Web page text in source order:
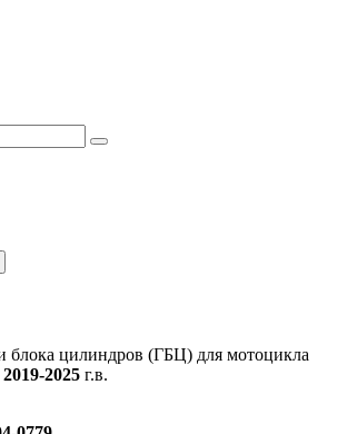
блока цилиндров (ГБЦ) для мотоцикла
2025 г.в.